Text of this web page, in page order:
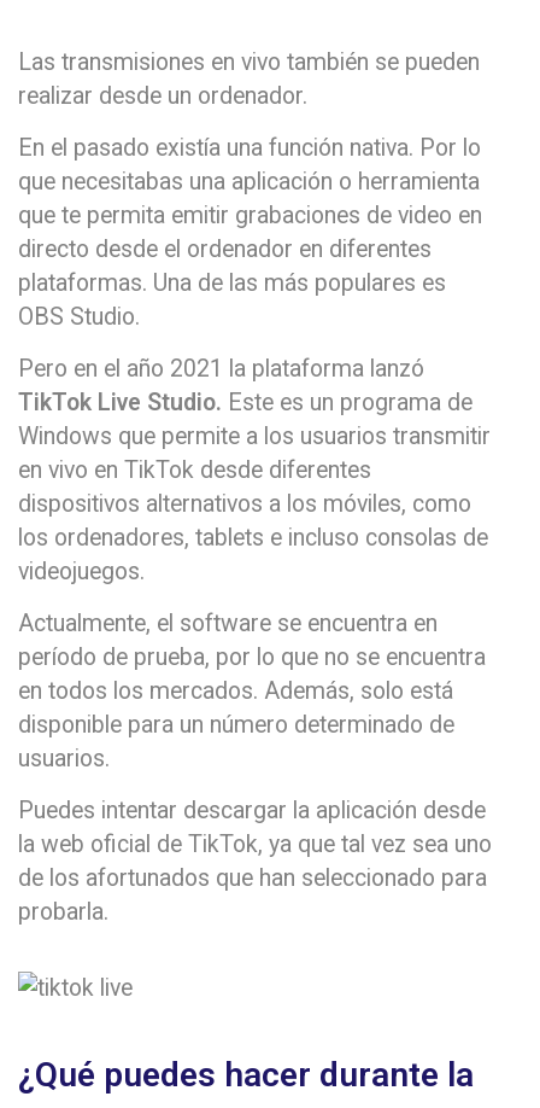
Las transmisiones en vivo también se pueden
realizar desde un ordenador.
En el pasado existía una función nativa. Por lo
que necesitabas una aplicación o herramienta
que te permita emitir grabaciones de video en
directo desde el ordenador en diferentes
plataformas. Una de las más populares es
OBS Studio.
Pero en el año 2021 la plataforma lanzó
TikTok Live Studio. Este es un programa de
Windows que permite a los usuarios transmitir
en vivo en TikTok desde diferentes
dispositivos alternativos a los móviles, como
los ordenadores, tablets e incluso consolas de
videojuegos.
Actualmente, el software se encuentra en
período de prueba, por lo que no se encuentra
en todos los mercados. Además, solo está
disponible para un número determinado de
usuarios.
Puedes intentar descargar la aplicación desde
la web oficial de TikTok, ya que tal vez sea uno
de los afortunados que han seleccionado para
probarla.
¿Qué puedes hacer durante la